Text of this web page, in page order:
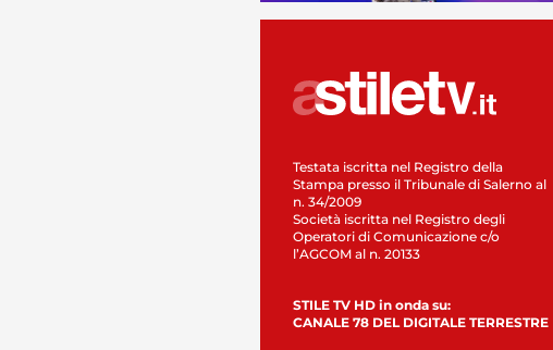
Testata iscritta nel Registro della
Stampa presso il Tribunale di Salerno al
n. 34/2009
Società iscritta nel Registro degli
Operatori di Comunicazione c/o
l’AGCOM al n. 20133
STILE TV HD in onda su:
CANALE 78 DEL DIGITALE TERRESTRE